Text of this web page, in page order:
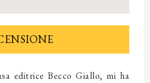
editrice Becco Giallo, mi ha